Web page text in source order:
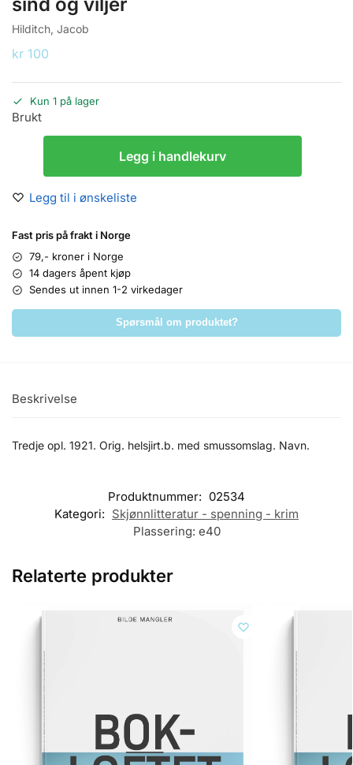
Hilditch, Jacob
kr 100
Kun 1 på lager
Brukt
Legg i handlekurv
Legg til i ønskeliste
Fast pris på frakt i Norge
79,- kroner i Norge
14 dagers åpent kjøp
Sendes ut innen 1-2 virkedager
Spørsmål om produktet?
Beskrivelse
Tredje opl. 1921. Orig. helsjirt.b. med smussomslag. Navn.
Produktnummer: 02534
Kategori: Skjønnlitteratur - spenning - krim
Plassering: e40
Relaterte produkter